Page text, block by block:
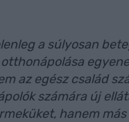
a súlyosan
az egész család
számára új
hanem